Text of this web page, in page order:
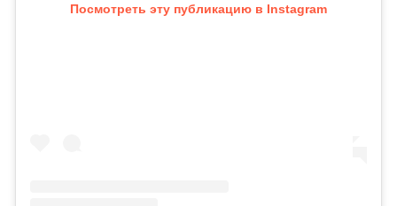
Посмотреть эту публикацию в Instagram